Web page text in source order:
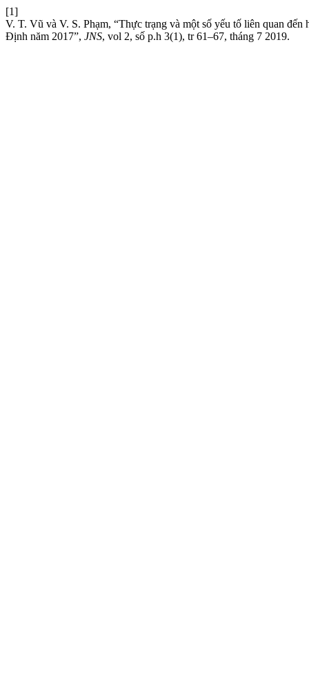
[1]
V. T. Vũ và V. S. Phạm, “Thực trạng và một số yếu tố liên quan
Định năm 2017”, JNS, vol 2, số p.h 3(1), tr 61–67, tháng 7 2019.